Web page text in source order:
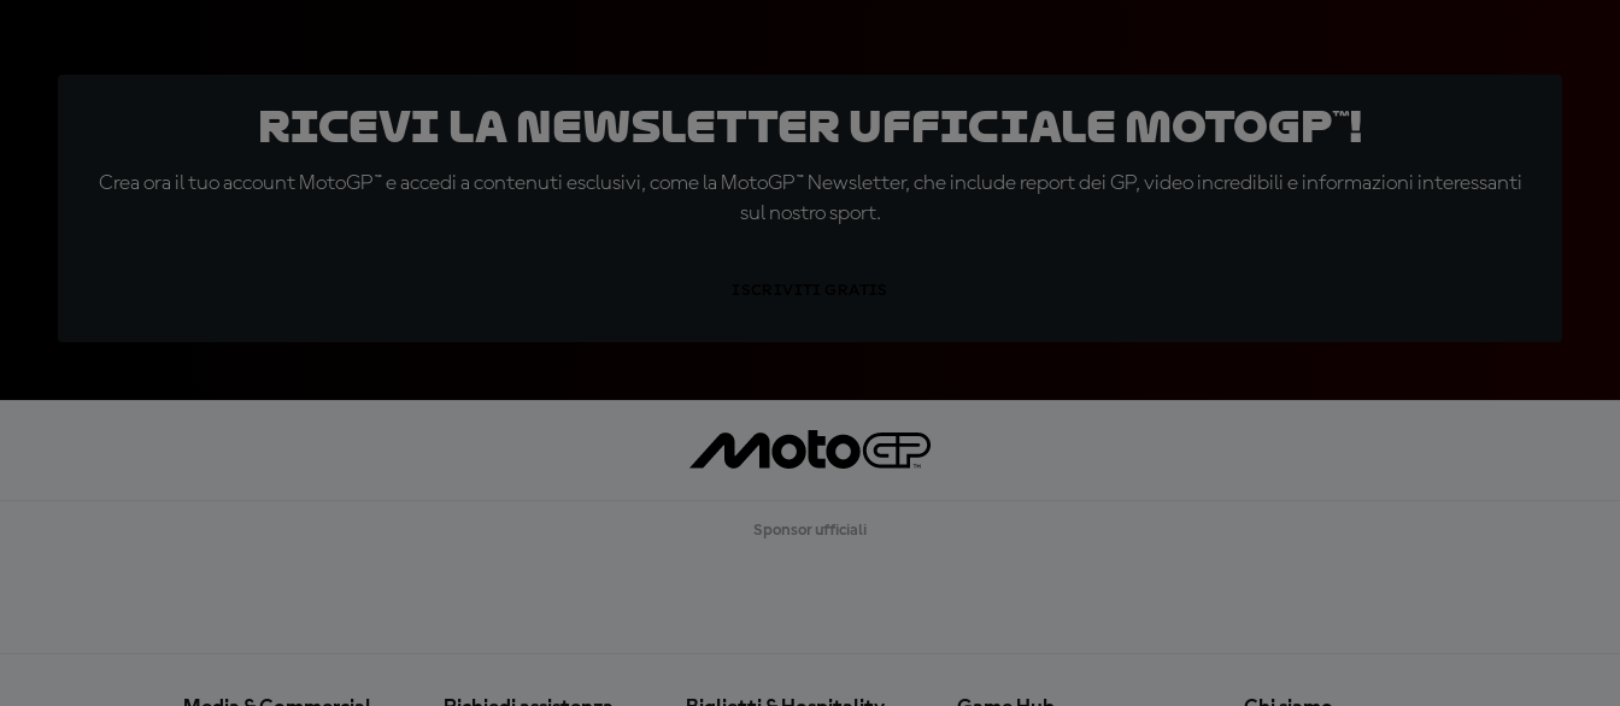
Ricevi la newsletter ufficiale MotoGP™!
Crea ora il tuo account MotoGP™ e accedi a contenuti esclusivi, come la MotoGP™ Newsletter, che include report dei GP, video incredibili e informazioni interessanti
sul nostro sport.
Sponsor ufficiali